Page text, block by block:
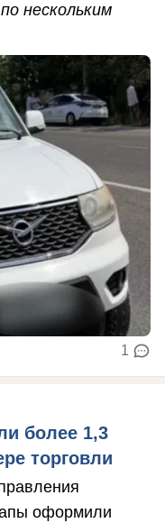
нескольким
1
более 1,3
торговли
оформили